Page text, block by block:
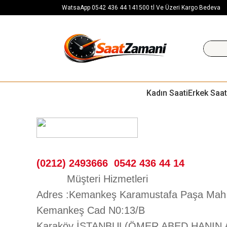
WatsaApp 0542 436 44 141500 tl Ve Üzeri Kargo Bedeva
Kadın SaatiErkek
(0212) 2493666 0542 436 44 14
Müşteri
Adres :Kemankeş Karamustafa Paşa Mah
Kemankeş Cad N0:13/B